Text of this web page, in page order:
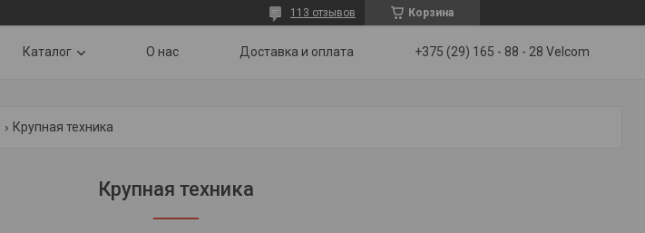
Корзина
113 отзывов
Каталог О нас Доставка и оплата +375 (29) 165 - 88 - 28 Velcom
Крупная техника
Крупная техника